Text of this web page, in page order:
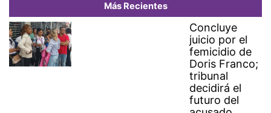
Más Recientes
Concluye
juicio por el
femicidio de
Doris Franco;
tribunal
decidirá el
futuro del